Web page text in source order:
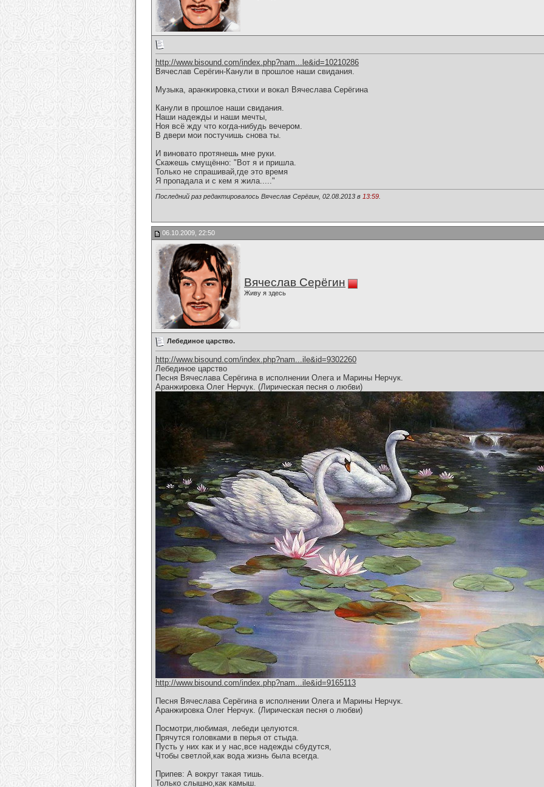
http://www.bisound.com/index.php?nam...le&id=10210286
Вячеслав Серёгин-Канули в прошлое наши свидания.
Музыка, аранжировка,стихи и вокал Вячеслава Серёгина
Канули в прошлое наши свидания.
Наши надежды и наши мечты,
Ноя всё жду что когда-нибудь вечером.
В двери мои постучишь снова ты.
И виновато протянешь мне руки.
Скажешь смущённо: "Вот я и пришла.
Только не спрашивай,где это время
Я пропадала и с кем я жила....."
Последний раз редактировалось Вячеслав Серёгин, 02.08.2013 в 13:59
06.10.2009, 22:50
Вячеслав Серёгин
Живу я здесь
Лебединое царство.
http://www.bisound.com/index.php?nam...ile&id=9302260
Лебединое царство
Песня Вячеслава Серёгина в исполнении Олега и Марины Нерчук.
Аранжировка Олег Нерчук. (Лирическая песня о любви)
http://www.bisound.com/index.php?nam...ile&id=9165113
Песня Вячеслава Серёгина в исполнении Олега и Марины Нерчук.
Аранжировка Олег Нерчук. (Лирическая песня о любви)
Посмотри,любимая, лебеди целуются.
Прячутся головками в перья от стыда.
Пусть у них как и у нас,все надежды сбудутся,
Чтобы светлой,как вода жизнь была всегда.
Припев: А вокруг такая тишь.
Только слышно,как камыш.